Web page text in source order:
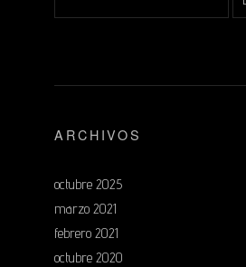
ARCHIVOS
octubre 2025
marzo 2021
febrero 2021
octubre 2020